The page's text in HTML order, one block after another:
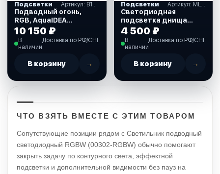
Подсветки
Подводный огонь,
RGB, AquaIDEA
(B12WRGB)
10 150 ₽
В
наличии
Доставка по РФ/СНГ
В корзину →
Подсветки
Светодиодная
подсветка днища
автомобиля MUD
LIGHT MONSTER
(MLM4)
4 500 ₽
В
наличии
Доставка по РФ/СНГ
В корзину →
ЧТО ВЗЯТЬ ВМЕСТЕ С ЭТИМ ТОВАРОМ
Сопутствующие позиции рядом с Светильник подводный
светодиодный RGBW (00302-RGBW) обычно помогают
закрыть задачу по контурного света, эффектной
подсветки и дополнительной видимости без пауз на